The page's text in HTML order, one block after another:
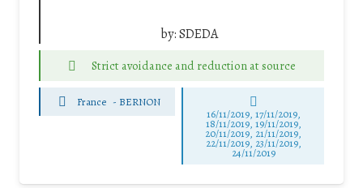
by:SDEDA
Strict avoidance and reduction at source
France - BERNON
16/11/2019, 17/11/2019,
18/11/2019, 19/11/2019,
20/11/2019, 21/11/2019,
22/11/2019, 23/11/2019,
24/11/2019